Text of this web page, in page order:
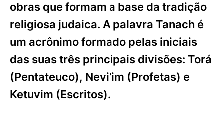
obras que formam a base da tradição
religiosa judaica. A palavra Tanach é
um acrônimo formado pelas iniciais
das suas três principais divisões: Torá
(Pentateuco), Nevi’im (Profetas) e
Ketuvim (Escritos).